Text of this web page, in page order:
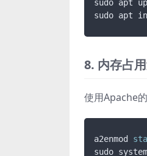
sudo apt
sudo apt
8. 内存占
使用Apache
a2enmod